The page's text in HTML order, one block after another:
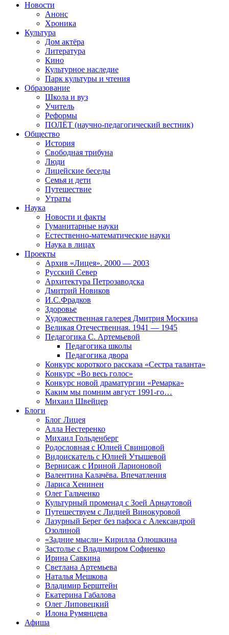
Новости
Анонс
Хроника
Культура
Дом актёра
Литература
Кино
Культурное наследие
Парк культуры и чтения
Образование
Школа и вуз
Учитель
Реформы
ПОЛЁТ (научно-педагогический вестник)
Общество
История
Свободная трибуна
Люди
Лицейские беседы
Семья и дети
Путешествие
Утраты
Наука
Новости и факты
Гуманитарные науки
Естественно-математические науки
Наука в лицах
Проекты
Архив «Лицея». 2000 — 2003
Русский Север
Архитектура Петрозаводска
Дмитрий Новиков
И.С.Фрадков
Здоровье
Художественная галерея Дмитрия Москина
Великая Отечественная. 1941 — 1945
Педагогика С. Артемьевой
Педагогика школы
Педагогика двора
Конкурс короткого рассказа «Сестра таланта»
Конкурс «Во весь голос»
Конкурс новой драматургии «Ремарка»
Каким мы помним август 1991-го…
Михаил Швейцер
Блоги
Блог Лицея
Алла Нестеренко
Михаил Гольденберг
Родословная с Юлией Свинцовой
Видоискатель с Юлией Утышевой
Вернисаж с Ириной Ларионовой
Валентина Калачёва. Впечатления
Лариса Хенинен
Олег Гальченко
Культурный променад с Зоей Арнаутовой
Путешествуем с Лидией Винокуровой
Лазурный Берег без пафоса с Александрой
Озолиной
«Задние мысли» Кирилла Олюшкина
Застолье с Владимиром Софиенко
Ирина Савкина
Светлана Артемьева
Наталья Мешкова
Владимир Берштейн
Екатерина Габалова
Олег Липовецкий
Илона Румянцева
Афиша